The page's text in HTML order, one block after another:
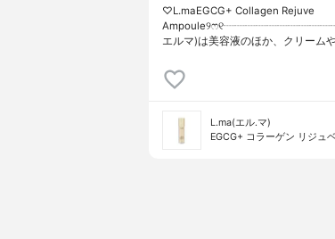
♡L.maEGCG+ Collagen Rejuve
エルマ)は美容液のほか、クリーム
L.ma(エル.マ)
EGCG+ コラーゲン リジュ